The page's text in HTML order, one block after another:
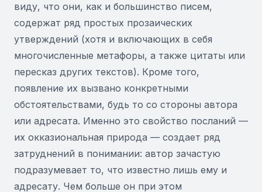
виду, что они, как и большинство писем,
содержат ряд простых прозаических
утверждений (хотя и включающих в себя
многочисленные метафоры, а также цитаты или
пересказ других текстов). Кроме того,
появление их вызвано конкретными
обстоятельствами, будь то со стороны автора
или адресата. Именно это свойство посланий —
их окказиональная природа — создает ряд
затруднений в понимании: автор зачастую
подразумевает то, что известно лишь ему и
адресату. Чем больше он при этом